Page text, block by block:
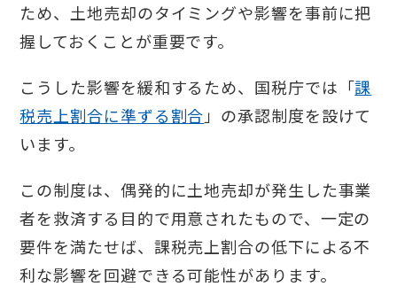
ため、土地売却のタイミングや影響を事前に把
握しておくことが重要です。
こうした影響を緩和するため、国税庁では「課
税売上割合に準ずる割合 」の承認制度を設けて
います。
この制度は、偶発的に土地売却が発生した事業
者を救済する目的で用意されたもので、一定の
要件を満たせば、課税売上割合の低下による不
利な影響を回避できる可能性があります。